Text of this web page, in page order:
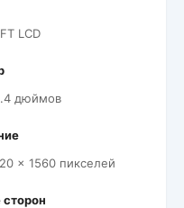
LCD
дюймов
x 1560 пикселей